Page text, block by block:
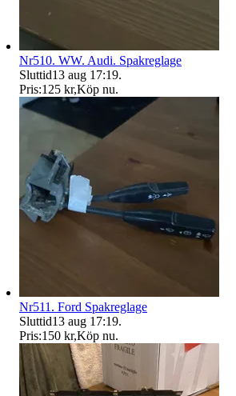
Nr510. WW. Audi. Spakreglage
Sluttid13 aug 17:19.
Pris:125 kr,Köp nu.
Nr511. Ford Spakreglage
Sluttid13 aug 17:19.
Pris:150 kr,Köp nu.